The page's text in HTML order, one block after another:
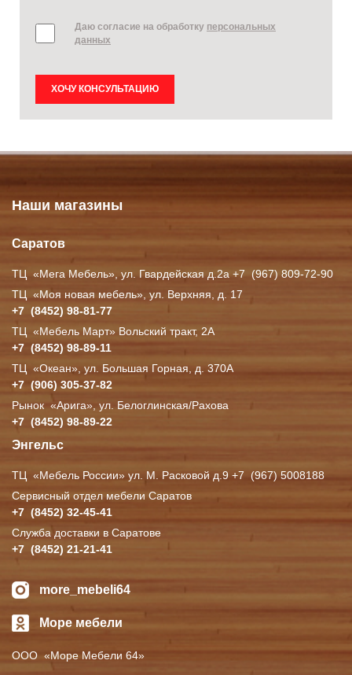
Даю согласие на обработку персональных
данных
ХОЧУ КОНСУЛЬТАЦИЮ
Наши магазины
Саратов
ТЦ «Мега Мебель», ул. Гвардейская д.2а +7 (967) 809-72-90
ТЦ «Моя новая мебель», ул. Верхняя, д. 17
+7 (8452) 98-81-77
ТЦ «Мебель Март» Вольский тракт, 2А
+7 (8452) 98-89-11
ТЦ «Океан», ул. Большая Горная, д. 370А
+7 (906) 305-37-82
Рынок «Арига», ул. Белоглинская/Рахова
+7 (8452) 98-89-22
Энгельс
ТЦ «Мебель России» ул. М. Расковой д.9 +7 (967) 5008188
Сервисный отдел мебели Саратов
+7 (8452) 32-45-41
Служба доставки в Саратове
+7 (8452) 21-21-41
more_mebeli64
Море мебели
ООО «Море Мебели 64»